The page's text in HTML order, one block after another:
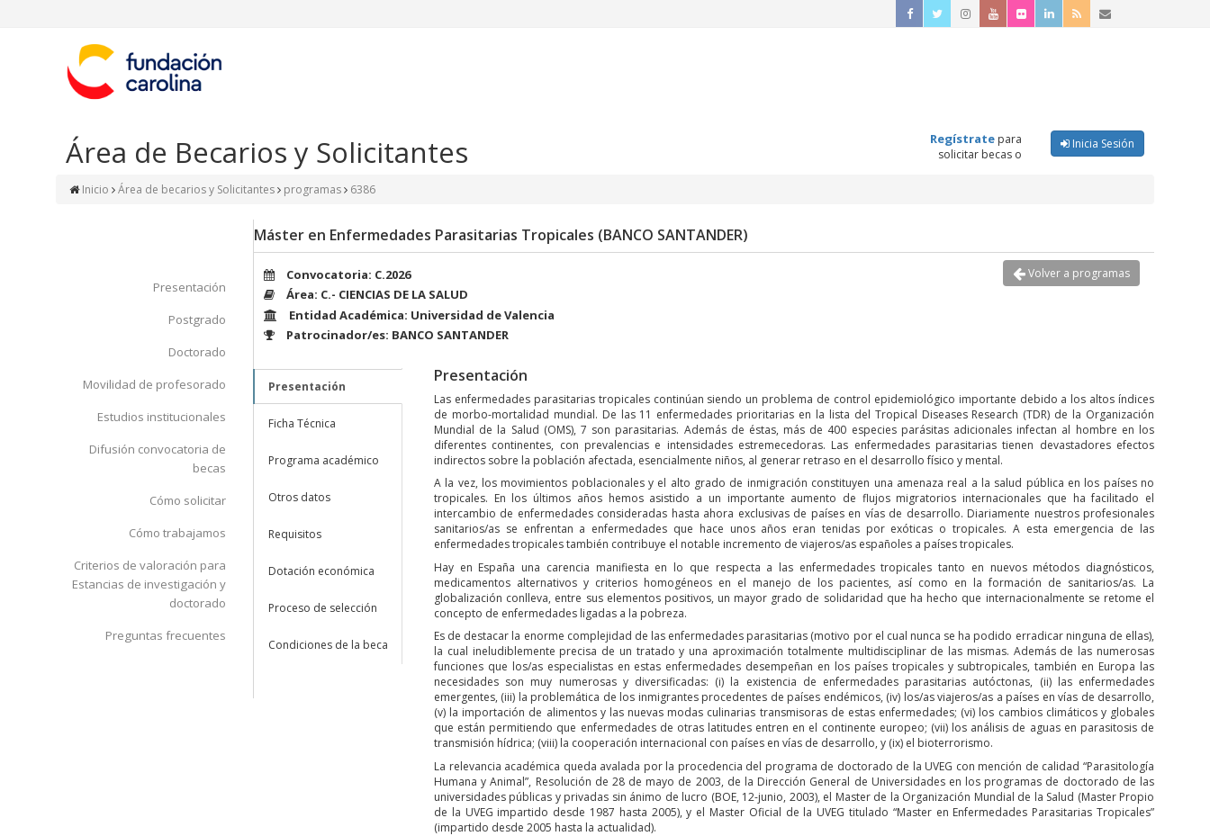
Área de Becarios y Solicitantes Regístrate para
solicitar becas o
Inicia Sesión
Inicio Área de becarios y Solicitantes programas 6386
Presentación
Postgrado
Doctorado
Movilidad de profesorado
Estudios institucionales
Difusión convocatoria de
becas
Cómo solicitar
Cómo trabajamos
Criterios de valoración para
Estancias de investigación y
doctorado
Preguntas frecuentes
Máster en Enfermedades Parasitarias Tropicales (BANCO SANTANDER)
Convocatoria: C.2026
Área: C.- CIENCIAS DE LA SALUD
Entidad Académica: Universidad de Valencia
Patrocinador/es: BANCO SANTANDER
Volver a programas
Presentación
Ficha Técnica
Programa académico
Otros datos
Requisitos
Dotación económica
Proceso de selección
Condiciones de la beca
Presentación
Las enfermedades parasitarias tropicales continúan siendo un problema de control epidemiológico importante debido a los altos índices
de morbo-mortalidad mundial. De las 11 enfermedades prioritarias en la lista del Tropical Diseases Research (TDR) de la Organización
Mundial de la Salud (OMS), 7 son parasitarias. Además de éstas, más de 400 especies parásitas adicionales infectan al hombre en los
diferentes continentes, con prevalencias e intensidades estremecedoras. Las enfermedades parasitarias tienen devastadores efectos
indirectos sobre la población afectada, esencialmente niños, al generar retraso en el desarrollo físico y mental.
A la vez, los movimientos poblacionales y el alto grado de inmigración constituyen una amenaza real a la salud pública en los países no
tropicales. En los últimos años hemos asistido a un importante aumento de flujos migratorios internacionales que ha facilitado el
intercambio de enfermedades consideradas hasta ahora exclusivas de países en vías de desarrollo. Diariamente nuestros profesionales
sanitarios/as se enfrentan a enfermedades que hace unos años eran tenidas por exóticas o tropicales. A esta emergencia de las
enfermedades tropicales también contribuye el notable incremento de viajeros/as españoles a países tropicales.
Hay en España una carencia manifiesta en lo que respecta a las enfermedades tropicales tanto en nuevos métodos diagnósticos,
medicamentos alternativos y criterios homogéneos en el manejo de los pacientes, así como en la formación de sanitarios/as. La
globalización conlleva, entre sus elementos positivos, un mayor grado de solidaridad que ha hecho que internacionalmente se retome el
concepto de enfermedades ligadas a la pobreza.
Es de destacar la enorme complejidad de las enfermedades parasitarias (motivo por el cual nunca se ha podido erradicar ninguna de ellas),
la cual ineludiblemente precisa de un tratado y una aproximación totalmente multidisciplinar de las mismas. Además de las numerosas
funciones que los/as especialistas en estas enfermedades desempeñan en los países tropicales y subtropicales, también en Europa las
necesidades son muy numerosas y diversificadas: (i) la existencia de enfermedades parasitarias autóctonas, (ii) las enfermedades
emergentes, (iii) la problemática de los inmigrantes procedentes de países endémicos, (iv) los/as viajeros/as a países en vías de desarrollo,
(v) la importación de alimentos y las nuevas modas culinarias transmisoras de estas enfermedades; (vi) los cambios climáticos y globales
que están permitiendo que enfermedades de otras latitudes entren en el continente europeo; (vii) los análisis de aguas en parasitosis de
transmisión hídrica; (viii) la cooperación internacional con países en vías de desarrollo, y (ix) el bioterrorismo.
La relevancia académica queda avalada por la procedencia del programa de doctorado de la UVEG con mención de calidad “Parasitología
Humana y Animal”, Resolución de 28 de mayo de 2003, de la Dirección General de Universidades en los programas de doctorado de las
universidades públicas y privadas sin ánimo de lucro (BOE, 12-junio, 2003), el Master de la Organización Mundial de la Salud (Master Propio
de la UVEG impartido desde 1987 hasta 2005), y el Master Oficial de la UVEG titulado “Master en Enfermedades Parasitarias Tropicales”
(impartido desde 2005 hasta la actualidad).